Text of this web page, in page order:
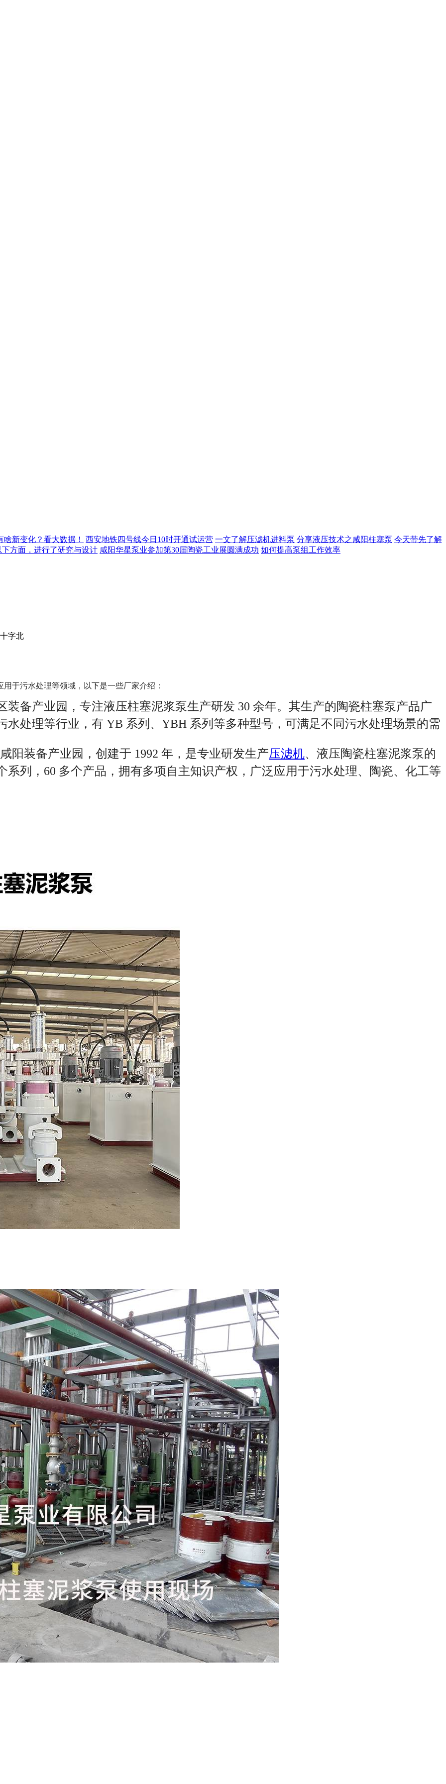
啥新变化？看大数据！ 西安地铁四号线今日10时开通试运营 一文了解压滤机进料泵 分享液压技术之咸阳柱塞泵 今天带先了解
方面，进行了研究与设计 咸阳华星泵业参加第30届陶瓷工业展圆满成功 如何提高泵组工作效率
字北
于污水处理等领域，以下是一些厂家介绍：
装备产业园，专注液压柱塞泥浆泵生产研发 30 余年。其生产的陶瓷柱塞泵产品广
水处理等行业，有 YB 系列、YBH 系列等多种型号，可满足不同污水处理场景的需
阳装备产业园，创建于 1992 年，是专业研发生产压滤机、液压陶瓷柱塞泥浆泵的
系列，60 多个产品，拥有多项自主知识产权，广泛应用于污水处理、陶瓷、化工等